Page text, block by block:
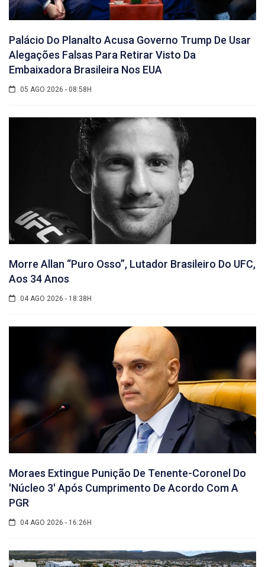
Palácio Do Planalto Acusa Governo Trump De Usar
Alegações Falsas Para Retirar Visto Da
Embaixadora Brasileira Nos EUA
05 AGO 2026 - 08:58H
Morre Allan “Puro Osso”, Lutador Brasileiro Do UFC,
Aos 34 Anos
04 AGO 2026 - 18:38H
Moraes Extingue Punição De Tenente-Coronel Do
'núcleo 3' Após Cumprimento De Acordo Com A
PGR
04 AGO 2026 - 16:26H